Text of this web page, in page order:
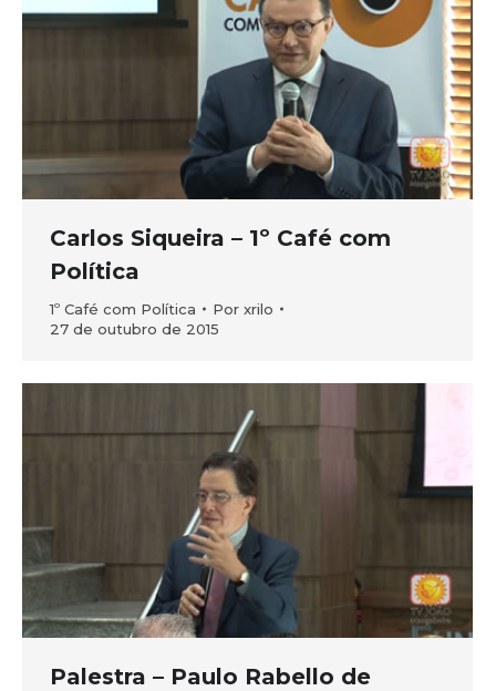
Carlos Siqueira – 1º Café com
Política
1º Café com Política Por xrilo
27 de outubro de 2015
Palestra – Paulo Rabello de